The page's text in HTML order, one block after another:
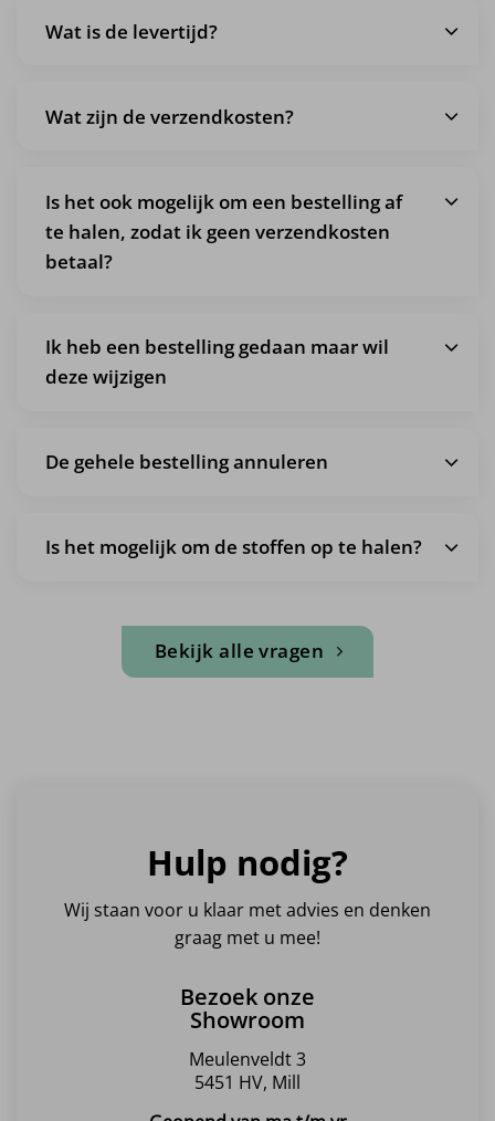
Wat is de levertijd?
Wat zijn de verzendkosten?
Is het ook mogelijk om een bestelling af
te halen, zodat ik geen verzendkosten
betaal?
Ik heb een bestelling gedaan maar wil
deze wijzigen
De gehele bestelling annuleren
Is het mogelijk om de stoffen op te halen?
Bekijk alle vragen
Hulp nodig?
Wij staan voor u klaar met advies en denken
graag met u mee!
Bezoek onze
Showroom
Meulenveldt 3
5451 HV, Mill